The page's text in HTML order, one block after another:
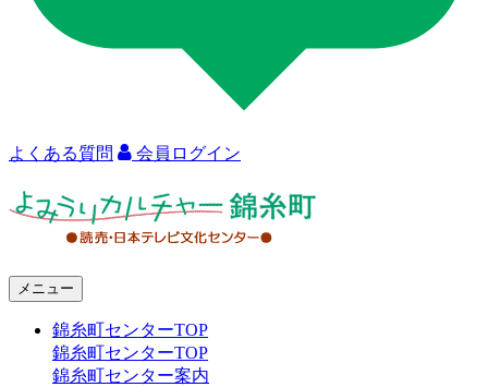
よくある質問 会員ログイン
メニュー
錦糸町センターTOP
錦糸町センターTOP
錦糸町センター案内